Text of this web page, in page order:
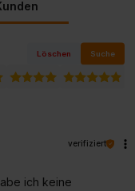
Löschen Suche
verifiziert
ich keine